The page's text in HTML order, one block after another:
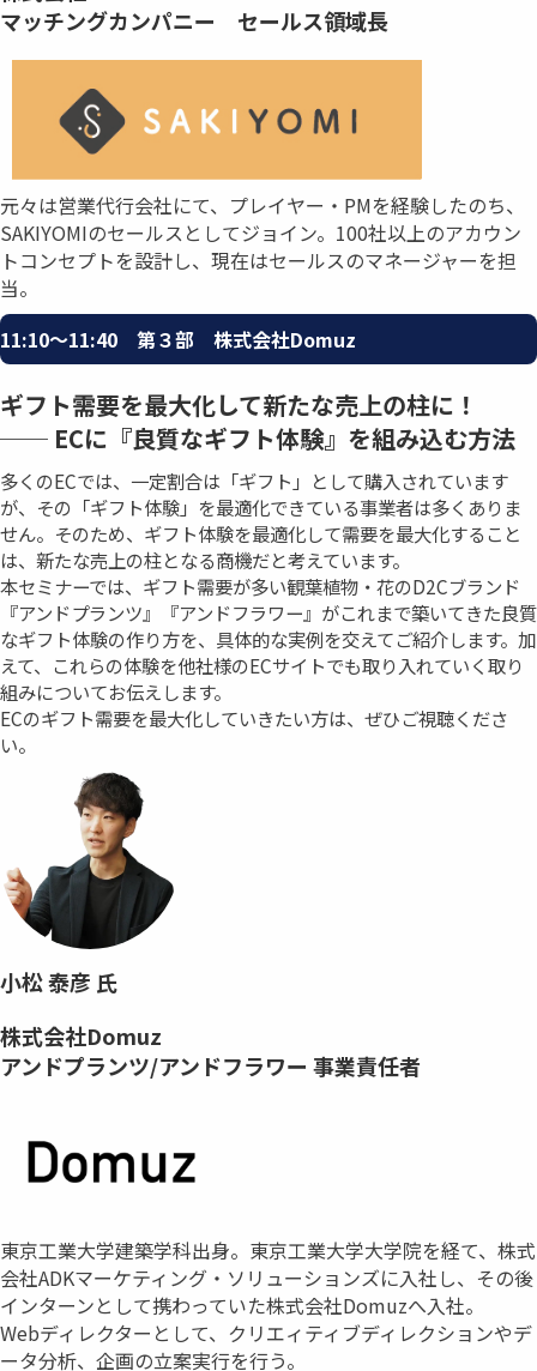
マッチングカンパニー セールス領域長
元々は営業代行会社にて、プレイヤー・PMを経験したのち、
SAKIYOMIのセールスとしてジョイン。100社以上のアカウン
トコンセプトを設計し、現在はセールスのマネージャーを担
当。
11:10〜11:40 第３部 株式会社Domuz
ギフト需要を最大化して新たな売上の柱に！
── ECに『良質なギフト体験』を組み込む方法
多くのECでは、一定割合は「ギフト」として購入されています
が、その「ギフト体験」を最適化できている事業者は多くありま
せん。そのため、ギフト体験を最適化して需要を最大化すること
は、新たな売上の柱となる商機だと考えています。
本セミナーでは、ギフト需要が多い観葉植物・花のD2Cブランド
『アンドプランツ』『アンドフラワー』がこれまで築いてきた良質
なギフト体験の作り方を、具体的な実例を交えてご紹介します。加
えて、これらの体験を他社様のECサイトでも取り入れていく取り
組みについてお伝えします。
ECのギフト需要を最大化していきたい方は、ぜひご視聴くださ
い。
小松 泰彦 氏
株式会社Domuz
アンドプランツ/アンドフラワー 事業責任者
東京工業大学建築学科出身。東京工業大学大学院を経て、株式
会社ADKマーケティング・ソリューションズに入社し、その後
インターンとして携わっていた株式会社Domuzへ入社。
Webディレクターとして、クリエィティブディレクションやデ
ータ分析、企画の立案実行を行う。